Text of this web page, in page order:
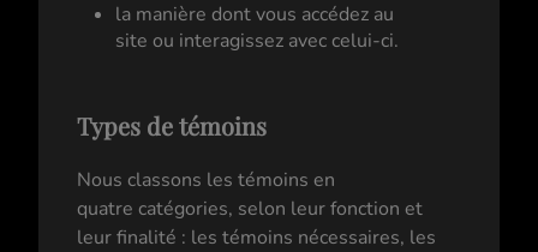
la manière dont vous accédez au
site ou interagissez avec celui-ci.
Types de témoins
Nous classons les témoins en
quatre catégories, selon leur fonction et
leur finalité : les témoins nécessaires, les